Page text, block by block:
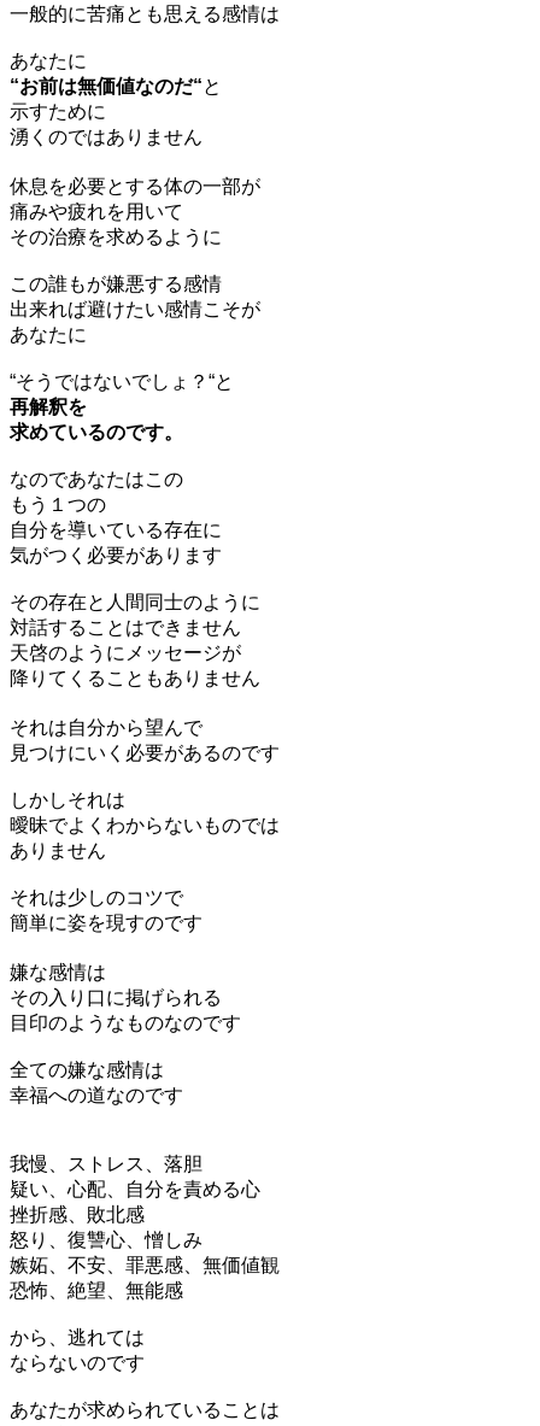
一般的に苦痛とも思える感情は
あなたに
“お前は無価値なのだ“と
示すために
湧くのではありません
休息を必要とする体の一部が
痛みや疲れを用いて
その治療を求めるように
この誰もが嫌悪する感情
出来れば避けたい感情こそが
あなたに
“そうではないでしょ？“と
再解釈を
求めているのです。
なのであなたはこの
もう１つの
自分を導いている存在に
気がつく必要があります
その存在と人間同士のように
対話することはできません
天啓のようにメッセージが
降りてくることもありません
それは自分から望んで
見つけにいく必要があるのです
しかしそれは
曖昧でよくわからないものでは
ありません
それは少しのコツで
簡単に姿を現すのです
嫌な感情は
その入り口に掲げられる
目印のようなものなのです
全ての嫌な感情は
幸福への道なのです
我慢、ストレス、落胆
疑い、心配、自分を責める心
挫折感、敗北感
怒り、復讐心、憎しみ
嫉妬、不安、罪悪感、無価値観
恐怖、絶望、無能感
から、逃れては
ならないのです
あなたが求められていることは